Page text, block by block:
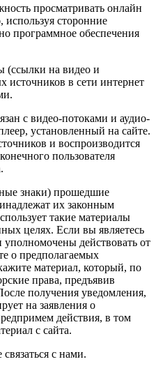
просматривать онлайн
сторонние
программное обеспечения
(ссылки на видео и
источников в сети интернет
с видео-потоками и аудио-
установленный на сайте.
и воспроизводится
пользователя
знаки) прошедшие
их законным
такие материалы
целях. Если вы являетесь
уполномочены действовать от
о предполагаемых
материал, который, по
права, предъявив
получения уведомления,
на заявления о
действия, в том
с сайта.
с нами.